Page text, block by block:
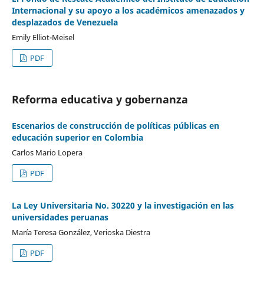
Internacional y su apoyo a los académicos amenazados y
desplazados de Venezuela
Emily Elliot-Meisel
PDF
Reforma educativa y gobernanza
Escenarios de construcción de políticas públicas en
educación superior en Colombia
Carlos Mario Lopera
PDF
La Ley Universitaria No. 30220 y la investigación en las
universidades peruanas
María Teresa González, Verioska Diestra
PDF